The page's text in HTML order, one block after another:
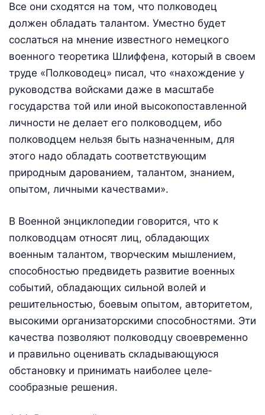
Все они сходятся на том, что полководец
должен обладать талантом. Уместно будет
сослаться на мнение известного немецкого
военного теоретика Шлиффена, который в своем
труде «Полководец» писал, что «нахождение у
руководства войсками даже в масштабе
государства той или иной высокопоставленной
личности не делает его полководцем, ибо
полководцем нельзя быть назначенным, для
этого надо обладать соответствующим
природным дарованием, талантом, знанием,
опытом, личными качествами».
В Военной энциклопедии говорится, что к
полководцам относят лиц, обладающих
военным талантом, творческим мышлением,
способностью предвидеть развитие военных
событий, обладающих сильной волей и
решительностью, боевым опытом, авторитетом,
высокими организаторскими способностями. Эти
качества позволяют полководцу своевременно
и правильно оценивать складывающуюся
обстановку и принимать наиболее целе­
сообразные решения.